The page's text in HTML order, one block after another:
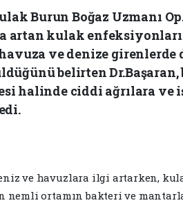
Burun Boğaz Uzmanı
artan kulak
ve denize girenlerde
belirten Dr.Başaran,
halinde ciddi ağrılara ve
ve havuzlara ilgi artarken,
ortamın bakteri ve